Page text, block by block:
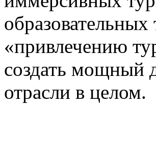
«привлечению
создать мощный
отрасли в целом.